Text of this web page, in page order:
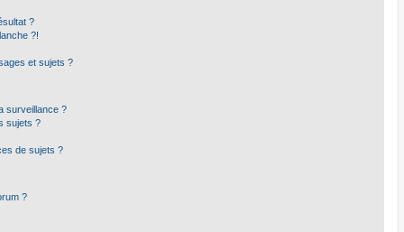
?
?!
et sujets ?
surveillance ?
sujets ?
de sujets ?
?